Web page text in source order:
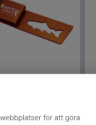
för att göra
Ord. pris 329 kr